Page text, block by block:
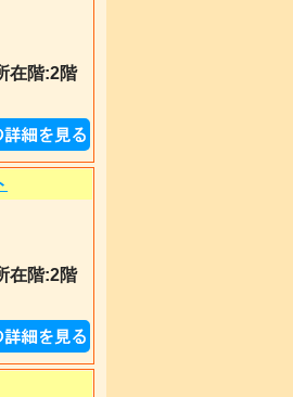
在階:2階
在階:2階